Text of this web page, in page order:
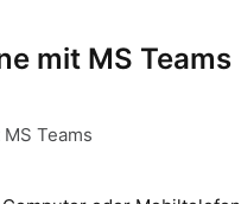
mit MS Teams